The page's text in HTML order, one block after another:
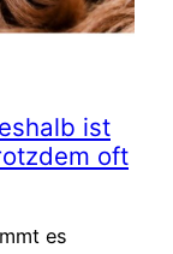
ist
oft
es